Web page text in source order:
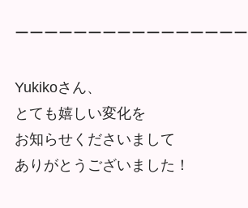
ーーーーーーーーーーーーーーーー
Yukikoさん、
とても嬉しい変化を
お知らせくださいまして
ありがとうございました！